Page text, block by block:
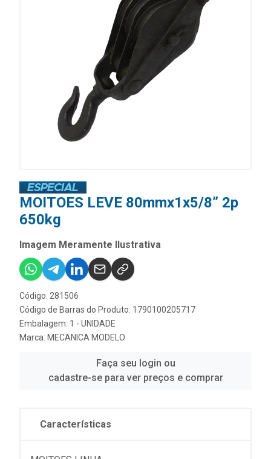
MOITOES LEVE 80mmx1x5/8” 2p
650kg
Imagem Meramente Ilustrativa
Código: 281506
Código de Barras do Produto: 1790100205717
Embalagem: 1 - UNIDADE
Marca: MECANICA MODELO
Faça seu login ou
cadastre-se para ver preços e comprar
Características